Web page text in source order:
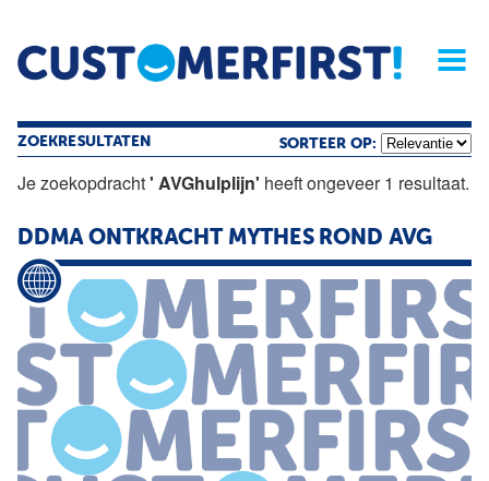
Home Opinie Archief
Magazine
ZOEKRESULTATEN SORTEER OP:
Je zoekopdracht' AVGhulplijn' heeft ongeveer 1 resultaat.
DDMA ONTKRACHT MYTHES ROND AVG